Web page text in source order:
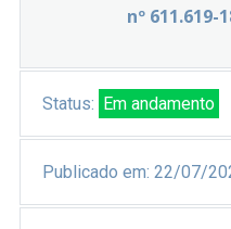
nº 611.619-
Status: Em andamento
Publicado em: 22/07/